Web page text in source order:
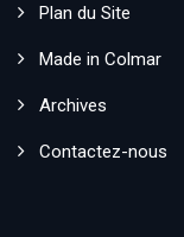
Plan du Site
Made in Colmar
Archives
Contactez-nous